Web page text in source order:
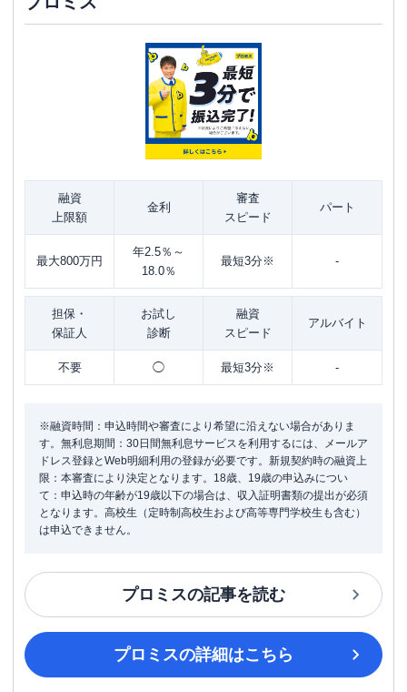
融資
上限額
金利
審査
スピード
パート
最大800万円
年2.5％～
18.0％
最短3分※ -
担保・
保証人
お試し
診断
融資
スピード
アルバイト
不要 ◯ 最短3分※ -
※融資時間：申込時間や審査により希望に沿えない場合がありま
す。無利息期間：30日間無利息サービスを利用するには、メールア
ドレス登録とWeb明細利用の登録が必要です。新規契約時の融資上
限：本審査により決定となります。18歳、19歳の申込みについ
て：申込時の年齢が19歳以下の場合は、収入証明書類の提出が必須
となります。高校生（定時制高校生および高等専門学校生も含む）
は申込できません。
プロミスの記事を読む
プロミスの詳細はこちら